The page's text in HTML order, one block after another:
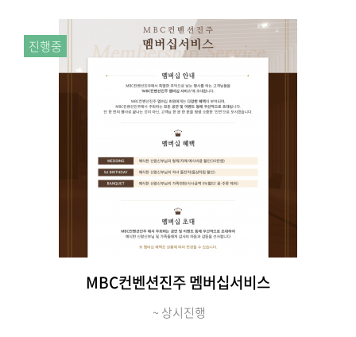
MBC컨벤션진주 멤버십서비스
진행중
~ 상시진행